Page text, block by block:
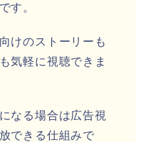
す。
けのストーリーも
気軽に視聴できま
なる場合は広告視
できる仕組みで